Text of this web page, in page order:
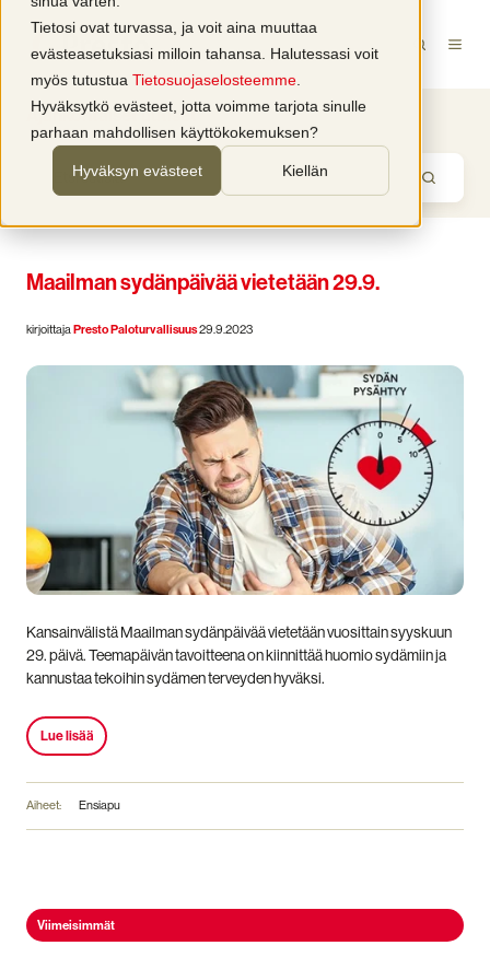
Tietosi ovat turvassa, ja voit aina muuttaa
evästeasetuksiasi milloin tahansa. Halutessasi voit
myös tutustua Tietosuojaselosteemme
Hyväksytkö evästeet, jotta voimme tarjota sinulle
parhaan mahdollisen käyttökokemuksen?
Hyväksyn evästeet Kiellän
Ajankohtaiset uutiset
Maailman sydänpäivää vietetään 29.9.
kirjoittaja Presto Paloturvallisuus29.9.2023
Kansainvälistä Maailman sydänpäivää vietetään vuosittain syyskuun
29. päivä. Teemapäivän tavoitteena on kiinnittää huomio sydämiin ja
kannustaa tekoihin sydämen terveyden hyväksi.
Lue lisää
Aiheet: Ensiapu
Viimeisimmät